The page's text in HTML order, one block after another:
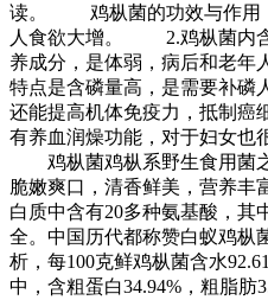
读。 鸡枞菌的功效与作
人食欲大增。 2.鸡枞菌内含
养成分，是体弱，病后和老
特点是含磷量高，是需要补
还能提高机体免疫力，抵制
有养血润燥功能，对于妇女
鸡枞菌鸡枞系野生食用菌之
脆嫩爽口，清香鲜美，营养丰
白质中含有20多种氨基酸，其
全。中国历代都称赞白蚁鸡枞
析，每100克鲜鸡枞菌含水
中，含粗蛋白34.94%，粗脂肪